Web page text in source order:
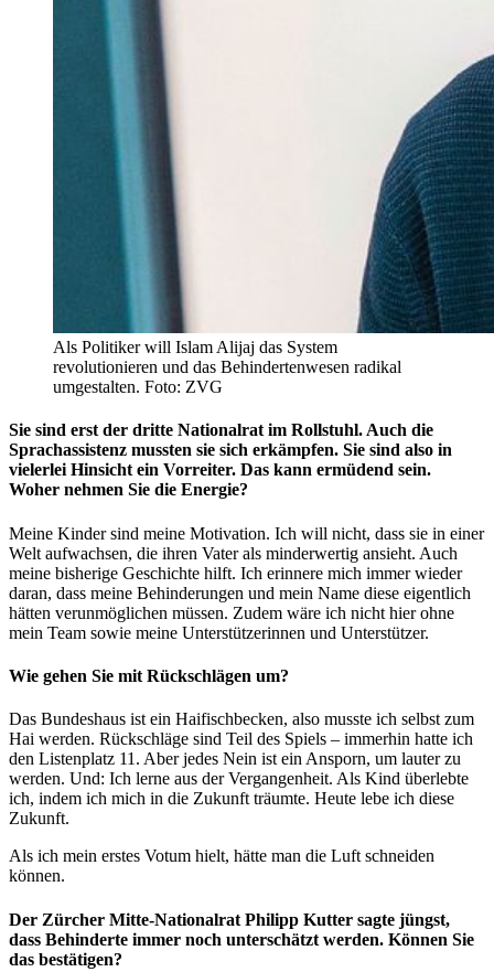
Als Politiker will Islam Alijaj das System
revolutionieren und das Behindertenwesen radikal
umgestalten. Foto: ZVG
Sie sind erst der dritte Nationalrat im Rollstuhl. Auch die
Sprachassistenz mussten sie sich erkämpfen. Sie sind also in
vielerlei Hinsicht ein Vorreiter. Das kann ermüdend sein.
Woher nehmen Sie die Energie?
Meine Kinder sind meine Motivation. Ich will nicht, dass sie in einer
Welt aufwachsen, die ihren Vater als minderwertig ansieht. Auch
meine bisherige Geschichte hilft. Ich erinnere mich immer wieder
daran, dass meine Behinderungen und mein Name diese eigentlich
hätten verunmöglichen müssen. Zudem wäre ich nicht hier ohne
mein Team sowie meine Unterstützerinnen und Unterstützer.
Wie gehen Sie mit Rückschlägen um?
Das Bundeshaus ist ein Haifischbecken, also musste ich selbst zum
Hai werden. Rückschläge sind Teil des Spiels – immerhin hatte ich
den Listenplatz 11. Aber jedes Nein ist ein Ansporn, um lauter zu
werden. Und: Ich lerne aus der Vergangenheit. Als Kind überlebte
ich, indem ich mich in die Zukunft träumte. Heute lebe ich diese
Zukunft.
Als ich mein erstes Votum hielt, hätte man die Luft schneiden
können.
Der Zürcher Mitte-Nationalrat Philipp Kutter sagte jüngst,
dass Behinderte immer noch unterschätzt werden. Können Sie
das bestätigen?